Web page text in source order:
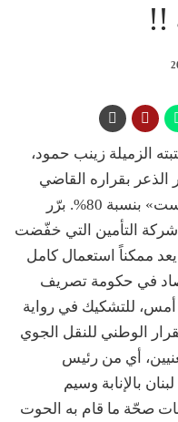
!!
الزميلة زينب حمود،
الذعر بقراره القاضي
» بنسبة
برّر
شركة التأمين التي خفّضت
يعد ممكناً استعمال كامل
في حكومة تصريف
أمس، للتشكيك في رواية
الوطني للنقل الجوي
أي من رئيس
لبنان بالإنابة وسيم
صحّة ما قام به الحوت